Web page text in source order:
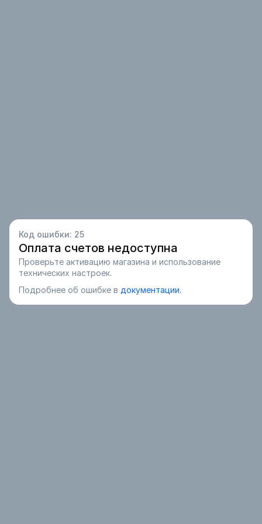
Код ошибки: 25
Оплата счетов недоступна
Проверьте активацию магазина и использование
технических настроек.
Подробнее об ошибке в документации.